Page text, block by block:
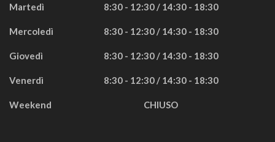
Martedì 8:30 - 12:30 / 14:30 - 18:30
Mercoledì 8:30 - 12:30 / 14:30 - 18:30
Giovedì 8:30 - 12:30 / 14:30 - 18:30
Venerdì 8:30 - 12:30 / 14:30 - 18:30
Weekend CHIUSO